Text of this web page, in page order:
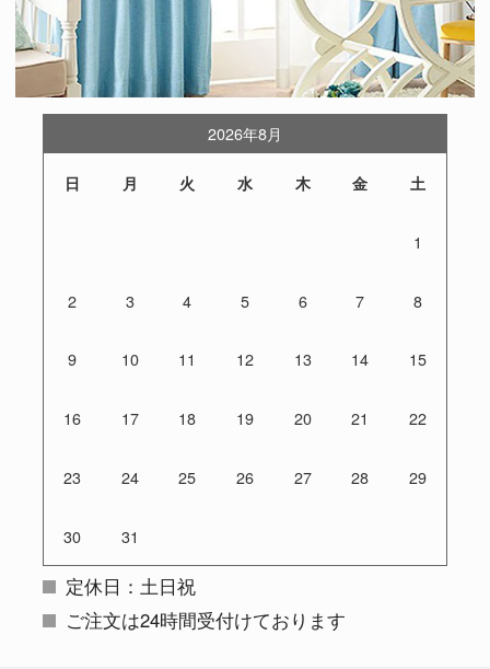
2026年8月
日 月 火 水 木 金 土
1
2 3 4 5 6 7 8
9 10 11 12 13 14 15
16 17 18 19 20 21 22
23 24 25 26 27 28 29
30 31
定休日：土日祝
ご注文は24時間受付けております